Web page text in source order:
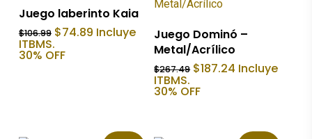
Añadir Al Carrito
Juego laberinto Kaia
$106.99 El
precio
original
$74.89El
precio
Incluye
ITBMS.
30% OFF
Añadir Al Carrito
Juego Dominó –
Metal/Acrílico
$267.49 El
original
$187.24 El
precio
Incluye
ITBMS.
30% OFF